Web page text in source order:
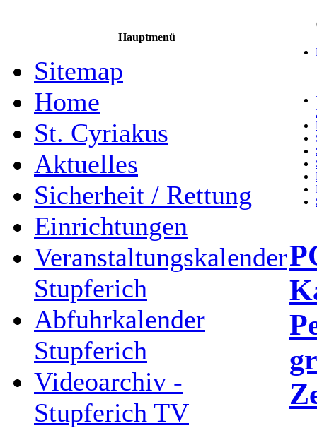
Hauptmenü
Sitemap
Home
St. Cyriakus
Aktuelles
Sicherheit / Rettung
Einrichtungen
Veranstaltungskalender
Stupferich
Abfuhrkalender
Stupferich
Videoarchiv -
Stupferich TV